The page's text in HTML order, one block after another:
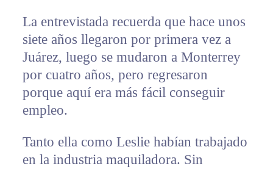
La entrevistada recuerda que hace unos
siete años llegaron por primera vez a
Juárez, luego se mudaron a Monterrey
por cuatro años, pero regresaron
porque aquí era más fácil conseguir
empleo.
Tanto ella como Leslie habían trabajado
en la industria maquiladora. Sin